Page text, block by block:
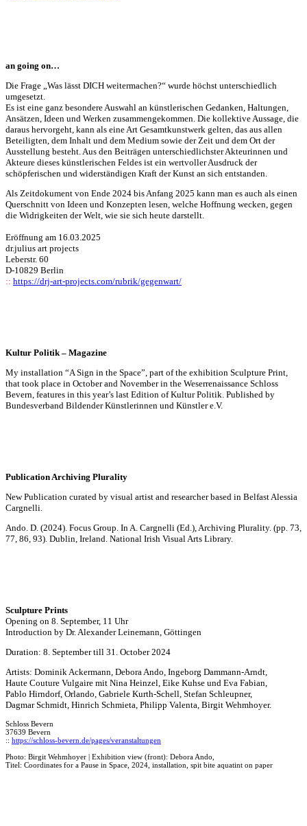
an going on…
Die Frage „Was lässt DICH weitermachen?“ wurde höchst unterschiedlich
umgesetzt.
Es ist eine ganz besondere Auswahl an künstlerischen Gedanken, Haltungen,
Ansätzen, Ideen und Werken zusammengekommen. Die kollektive Aussage, die
daraus hervorgeht, kann als eine Art Gesamtkunstwerk gelten, das aus allen
Beteiligten, dem Inhalt und dem Medium sowie der Zeit und dem Ort der
Ausstellung besteht. Aus den Beiträgen unterschiedlichster Akteurinnen und
Akteure dieses künstlerischen Feldes ist ein wertvoller Ausdruck der
schöpferischen und widerständigen Kraft der Kunst an sich entstanden.
Als Zeitdokument von Ende 2024 bis Anfang 2025 kann man es auch als einen
Querschnitt von Ideen und Konzepten lesen, welche Hoffnung wecken, gegen
die Widrigkeiten der Welt, wie sie sich heute darstellt.
Eröffnung am 16.03.2025
dr.julius art projects
Leberstr. 60
D-10829 Berlin
:: https://drj-art-projects.com/rubrik/gegenwart/
Kultur Politik – Magazine
My installation “A Sign in the Space”, part of the exhibition Sculpture Print,
that took place in October and November in the Weserrenaissance Schloss
Bevern, features in this year’s last Edition of Kultur Politik. Published by
Bundesverband Bildender Künstlerinnen und Künstler e.V.
Publication Archiving Plurality
New Publication curated by visual artist and researcher based in Belfast Alessia
Cargnelli.
Ando. D. (2024). Focus Group. In A. Cargnelli (Ed.), Archiving Plurality. (pp. 73,
77, 86, 93). Dublin, Ireland. National Irish Visual Arts Library.
Sculpture Prints
Opening on 8. September, 11 Uhr
Introduction by Dr. Alexander Leinemann, Göttingen
Duration: 8. September till 31. October 2024
Artists: Dominik Ackermann, Debora Ando, Ingeborg Dammann-Arndt,
Haute Couture Vulgaire mit Nina Heinzel, Eike Kuhse und Eva Fabian,
Pablo Hirndorf, Orlando, Gabriele Kurth-Schell, Stefan Schleupner,
Dagmar Schmidt, Hinrich Schmieta, Philipp Valenta, Birgit Wehmhoyer.
Schloss Bevern
37639 Bevern
:: https://schloss-bevern.de/pages/veranstaltungen
Photo: Birgit Wehmhoyer | Exhibition view (front): Debora Ando,
Titel: Coordinates for a Pause in Space, 2024, installation, spit bite aquatint on paper